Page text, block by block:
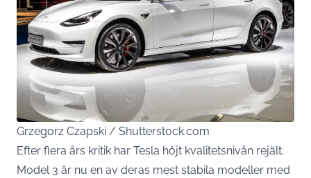
Grzegorz Czapski / Shutterstock.com
Efter flera års kritik har Tesla höjt kvalitetsnivån rejält.
Model 3 är nu en av deras mest stabila modeller med